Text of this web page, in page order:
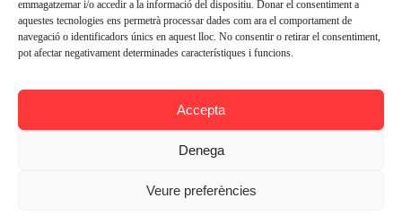
emmagatzemar i/o accedir a la informació del dispositiu. Donar el consentiment a
aquestes tecnologies ens permetrà processar dades com ara el comportament de
navegació o identificadors únics en aquest lloc. No consentir o retirar el consentiment,
pot afectar negativament determinades característiques i funcions.
Accepta
Denega
Veure preferències
No socis —Gratuït
© Ateneu Barcelonès, 2026. Tots els drets reservats
Avís legal